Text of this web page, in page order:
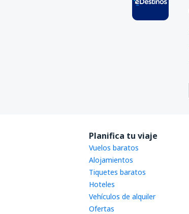
Planifica tu viaje
Vuelos baratos
Alojamientos
Tiquetes baratos
Hoteles
Vehículos de alquiler
Ofertas